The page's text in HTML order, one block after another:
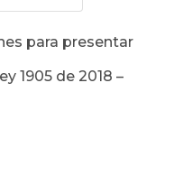
para presentar
1905 de 2018 –